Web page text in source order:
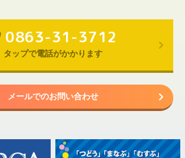
0863-31-3712
タップで電話がかかります
メールでのお問い合わせ